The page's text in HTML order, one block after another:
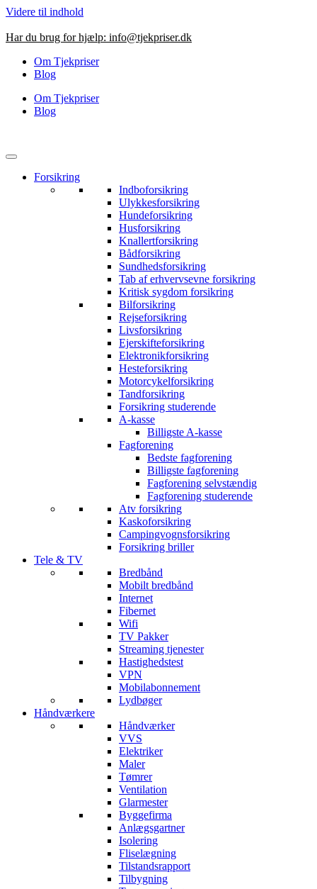
Videre til indhold
Har du brug for hjælp: info@tjekpriser.dk
Om Tjekpriser
Blog
Om Tjekpriser
Blog
Forsikring
Indboforsikring
Ulykkesforsikring
Hundeforsikring
Husforsikring
Knallertforsikring
Bådforsikring
Sundhedsforsikring
Tab af erhvervsevne forsikring
Kritisk sygdom forsikring
Bilforsikring
Rejseforsikring
Livsforsikring
Ejerskifteforsikring
Elektronikforsikring
Hesteforsikring
Motorcykelforsikring
Tandforsikring
Forsikring studerende
A-kasse
Billigste A-kasse
Fagforening
Bedste fagforening
Billigste fagforening
Fagforening selvstændig
Fagforening studerende
Atv forsikring
Kaskoforsikring
Campingvognsforsikring
Forsikring briller
Tele & TV
Bredbånd
Mobilt bredbånd
Internet
Fibernet
Wifi
TV Pakker
Streaming tjenester
Hastighedstest
VPN
Mobilabonnement
Lydbøger
Håndværkere
Håndværker
VVS
Elektriker
Maler
Tømrer
Ventilation
Glarmester
Byggefirma
Anlægsgartner
Isolering
Fliselægning
Tilstandsrapport
Tilbygning